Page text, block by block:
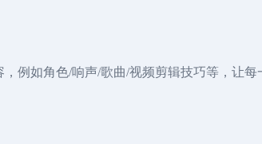
例如角色/响声/歌曲/视频剪辑技巧等，让